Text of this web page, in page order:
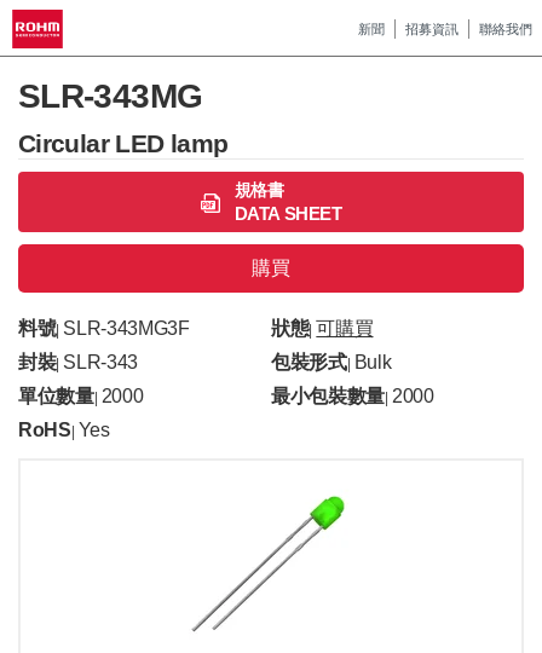
新聞 招募資訊 聯絡我們
SLR-343MG
Circular LED lamp
規格書
DATA SHEET
購買
料號| SLR-343MG3F 狀態| 可購買
封裝| SLR-343 包裝形式| Bulk
單位數量| 2000 最小包裝數量 |2000
RoHS Yes